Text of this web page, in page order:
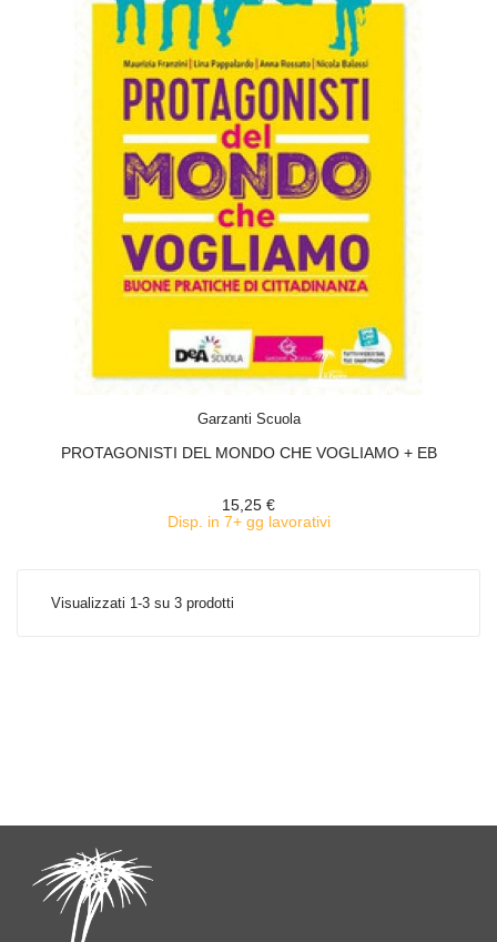
Garzanti Scuola
PROTAGONISTI DEL MONDO CHE VOGLIAMO + EB
15,25 €
Disp. in 7+ gg lavorativi
Visualizzati 1-3 su 3 prodotti